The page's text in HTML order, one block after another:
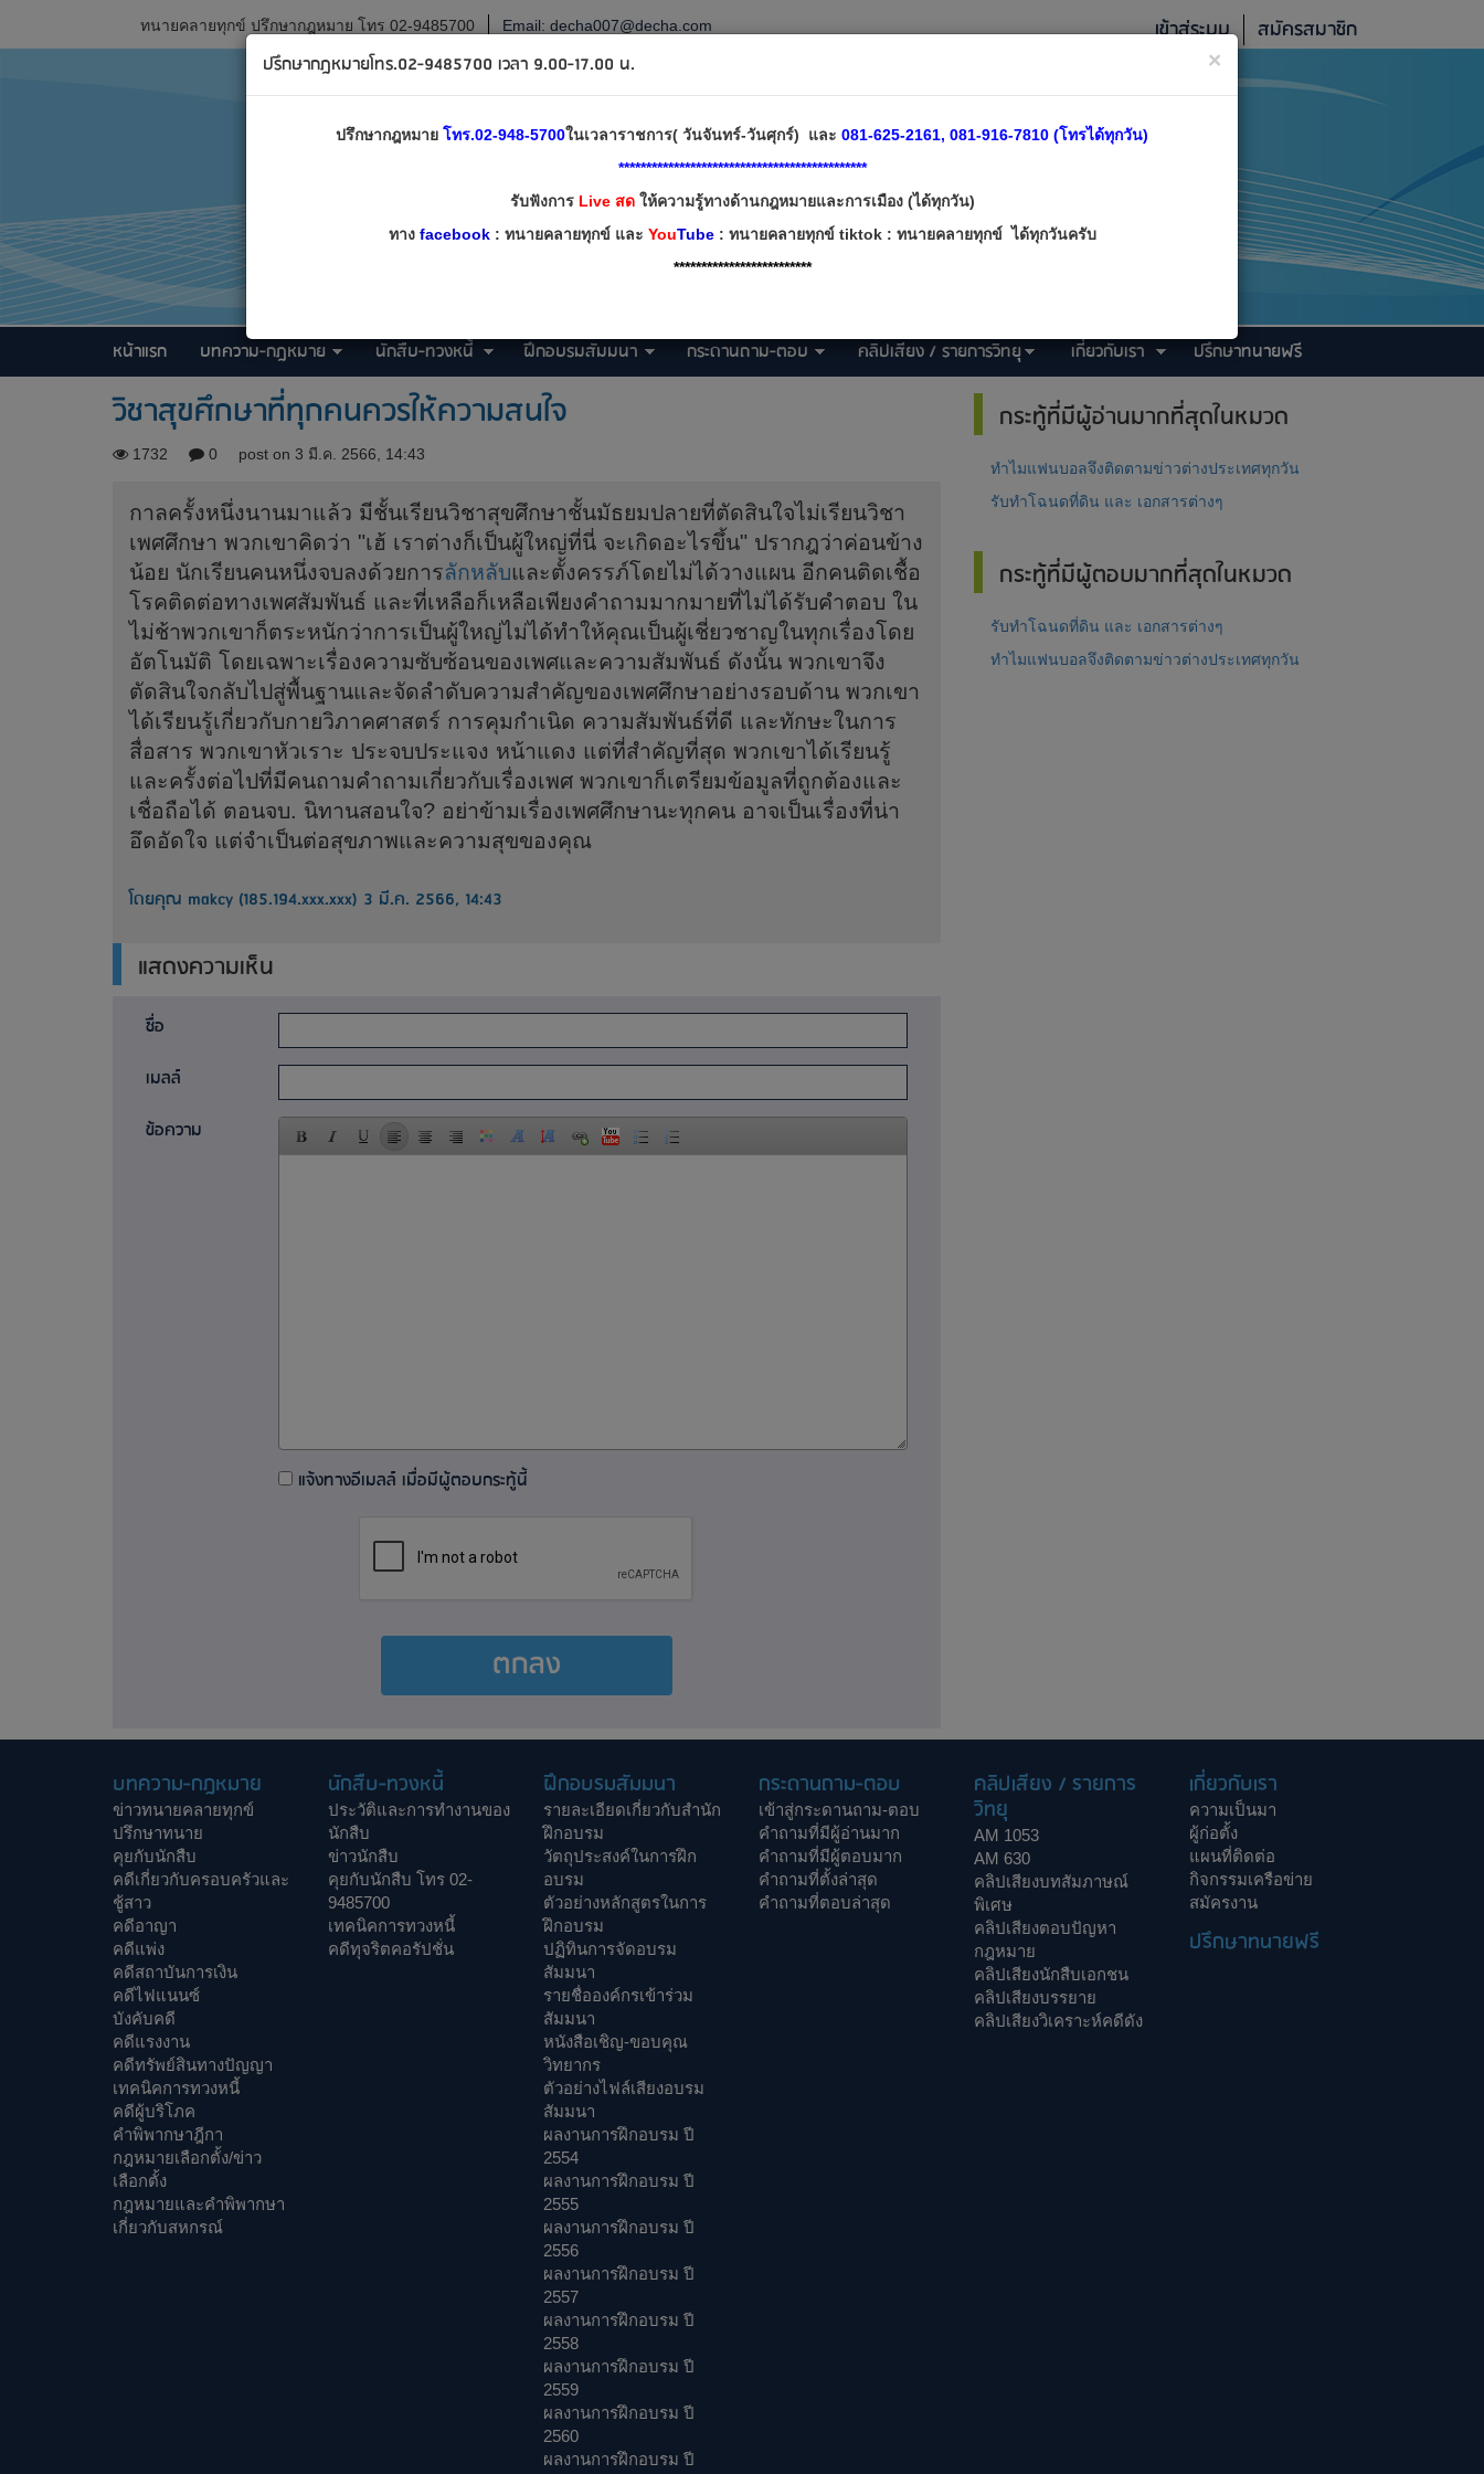
ทนายคลายทุกข์ ปรึกษากฎหมาย โทร 02-9485700 Email: decha007@decha.com เข้าสู่ระบบ สมัครสมาชิก
หน้าแรก บทความ-กฎหมาย นักสืบ-ทวงหนี้ ฝึกอบรมสัมมนา กระดานถาม-ตอบ คลิปเสียง / รายการวิทยุ เกี่ยวกับเรา ปรึกษาทนายฟรี
วิชาสุขศึกษาที่ทุกคนควรให้ความสนใจ
1732 0 post on 3 มี.ค. 2566, 14:43
กาลครั้งหนึ่งนานมาแล้ว มีชั้นเรียนวิชาสุขศึกษาชั้นมัธยมปลายที่ตัดสินใจไม่เรียนวิชา
เพศศึกษา พวกเขาคิดว่า "เฮ้ เราต่างก็เป็นผู้ใหญ่ที่นี่ จะเกิดอะไรขึ้น" ปรากฎว่าค่อนข้าง
น้อย นักเรียนคนหนึ่งจบลงด้วยการลักหลับและตั้งครรภ์โดยไม่ได้วางแผน อีกคนติดเชื้อ
โรคติดต่อทางเพศสัมพันธ์ และที่เหลือก็เหลือเพียงคำถามมากมายที่ไม่ได้รับคำตอบ ใน
ไม่ช้าพวกเขาก็ตระหนักว่าการเป็นผู้ใหญ่ไม่ได้ทำให้คุณเป็นผู้เชี่ยวชาญในทุกเรื่องโดย
อัตโนมัติ โดยเฉพาะเรื่องความซับซ้อนของเพศและความสัมพันธ์ ดังนั้น พวกเขาจึง
ตัดสินใจกลับไปสู่พื้นฐานและจัดลำดับความสำคัญของเพศศึกษาอย่างรอบด้าน พวกเขา
ได้เรียนรู้เกี่ยวกับกายวิภาคศาสตร์ การคุมกำเนิด ความสัมพันธ์ที่ดี และทักษะในการ
สื่อสาร พวกเขาหัวเราะ ประจบประแจง หน้าแดง แต่ที่สำคัญที่สุด พวกเขาได้เรียนรู้
และครั้งต่อไปที่มีคนถามคำถามเกี่ยวกับเรื่องเพศ พวกเขาก็เตรียมข้อมูลที่ถูกต้องและ
เชื่อถือได้ ตอนจบ. นิทานสอนใจ? อย่าข้ามเรื่องเพศศึกษานะทุกคน อาจเป็นเรื่องที่น่า
อึดอัดใจ แต่จำเป็นต่อสุขภาพและความสุขของคุณ
โดยคุณ makcy (185.194.xxx.xxx) 3 มี.ค. 2566, 14:43
แสดงความเห็น
ชื่อ
เมลล์
ข้อความ
แจ้งทางอีเมลล์ เมื่อมีผู้ตอบกระทู้นี้
ตกลง
กระทู้ที่มีผู้อ่านมากที่สุดในหมวด
ทำไมแฟนบอลจึงติดตามข่าวต่างประเทศทุกวัน
รับทำโฉนดที่ดิน และ เอกสารต่างๆ
กระทู้ที่มีผู้ตอบมากที่สุดในหมวด
รับทำโฉนดที่ดิน และ เอกสารต่างๆ
ทำไมแฟนบอลจึงติดตามข่าวต่างประเทศทุกวัน
บทความ-กฎหมาย
ข่าวทนายคลายทุกข์
ปรึกษาทนาย
คุยกับนักสืบ
คดีเกี่ยวกับครอบครัวและ
ชู้สาว
คดีอาญา
คดีแพ่ง
คดีสถาบันการเงิน
คดีไฟแนนซ์
บังคับคดี
คดีแรงงาน
คดีทรัพย์สินทางปัญญา
เทคนิคการทวงหนี้
คดีผู้บริโภค
คำพิพากษาฎีกา
กฎหมายเลือกตั้ง/ข่าว
เลือกตั้ง
กฎหมายและคำพิพากษา
เกี่ยวกับสหกรณ์
นักสืบ-ทวงหนี้
ประวัติและการทำงานของ
นักสืบ
ข่าวนักสืบ
คุยกับนักสืบ โทร 02-
9485700
เทคนิคการทวงหนี้
คดีทุจริตคอรัปชั่น
ฝึกอบรมสัมมนา
รายละเอียดเกี่ยวกับสำนัก
ฝึกอบรม
วัตถุประสงค์ในการฝึก
อบรม
ตัวอย่างหลักสูตรในการ
ฝึกอบรม
ปฏิทินการจัดอบรม
สัมมนา
รายชื่อองค์กรเข้าร่วม
สัมมนา
หนังสือเชิญ-ขอบคุณ
วิทยากร
ตัวอย่างไฟล์เสียงอบรม
สัมมนา
ผลงานการฝึกอบรม ปี
2554
ผลงานการฝึกอบรม ปี
2555
ผลงานการฝึกอบรม ปี
2556
ผลงานการฝึกอบรม ปี
2557
ผลงานการฝึกอบรม ปี
2558
ผลงานการฝึกอบรม ปี
2559
ผลงานการฝึกอบรม ปี
2560
ผลงานการฝึกอบรม ปี
กระดานถาม-ตอบ
เข้าสู่กระดานถาม-ตอบ
คำถามที่มีผู้อ่านมาก
คำถามที่มีผู้ตอบมาก
คำถามที่ตั้งล่าสุด
คำถามที่ตอบล่าสุด
คลิปเสียง / รายการ
วิทยุ
AM 1053
AM 630
คลิปเสียงบทสัมภาษณ์
พิเศษ
คลิปเสียงตอบปัญหา
กฎหมาย
คลิปเสียงนักสืบเอกชน
คลิปเสียงบรรยาย
คลิปเสียงวิเคราะห์คดีดัง
เกี่ยวกับเรา
ความเป็นมา
ผู้ก่อตั้ง
แผนที่ติดต่อ
กิจกรรมเครือข่าย
สมัครงาน
ปรึกษาทนายฟรี
×
ปรึกษากฎหมายโทร.02-9485700 เวลา 9.00-17.00 น.
ปรึกษากฎหมาย โทร.02-948-5700ในเวลาราชการ( วันจันทร์-วันศุกร์) และ 081-625-2161, 081-916-7810 (โทรได้ทุกวัน)
*********************************************
รับฟังการLive สดให้ความรู้ทางด้านกฎหมายและการเมือง (ได้ทุกวัน)
ทาง facebook: ทนายคลายทุกข์ และ YouTube: ทนายคลายทุกข์ tiktok : ทนายคลายทุกข์ ได้ทุกวันครับ
*************************